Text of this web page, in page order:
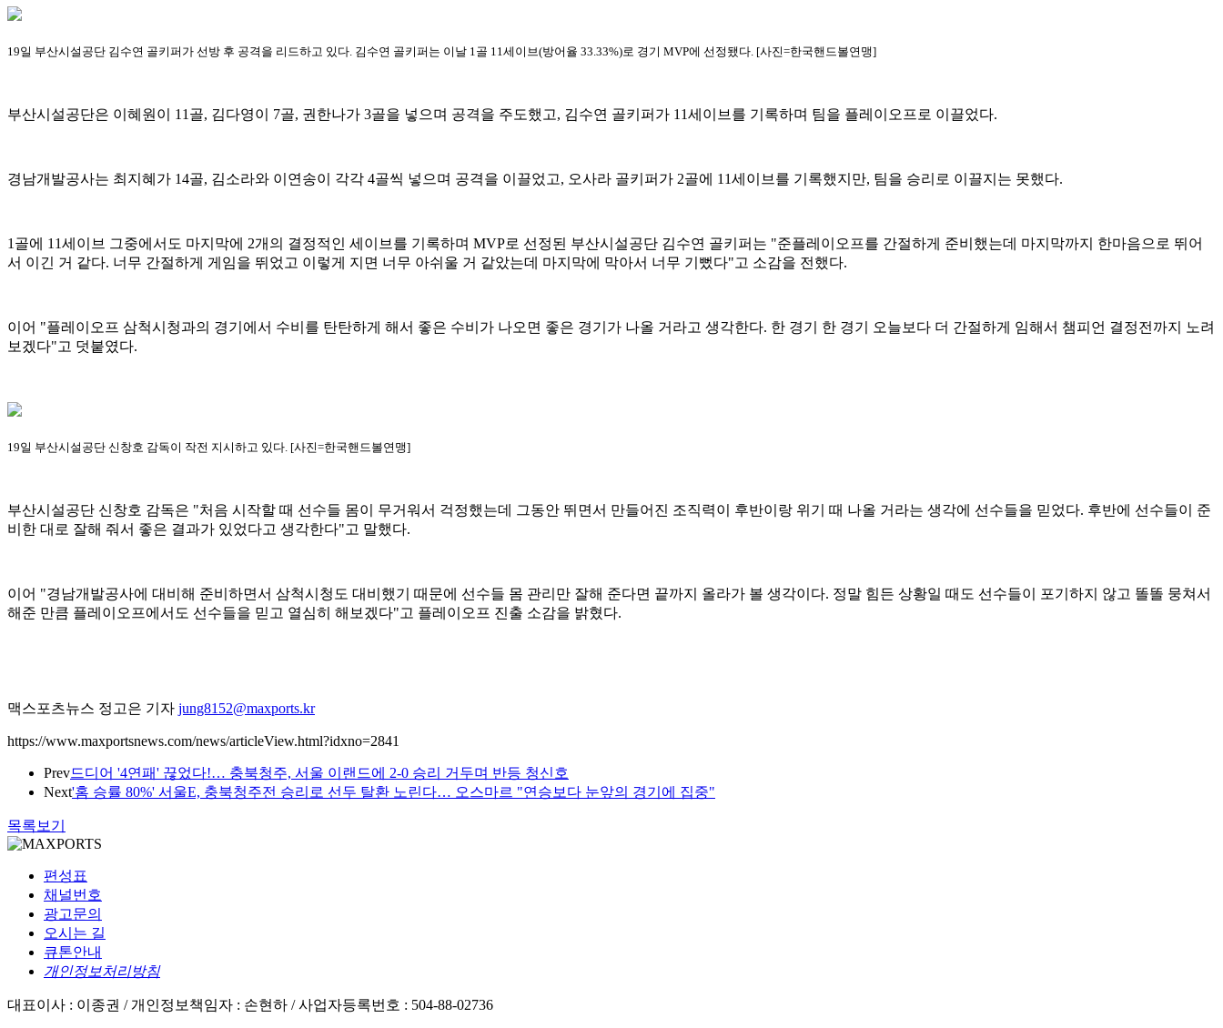
19일 부산시설공단 김수연 골키퍼가 선방 후 공격을 리드하고 있다. 김수연 골키퍼는 이날 1골 11세이브(방어율 33.33%)로 경기 MVP에 선정됐다. [사진=한국핸드볼연맹]
부산시설공단은 이혜원이 11골, 김다영이 7골, 권한나가 3골을 넣으며 공격을 주도했고, 김수연 골키퍼가 11세이브를 기록하며 팀을 플레이오프로 이끌었다.
경남개발공사는 최지혜가 14골, 김소라와 이연송이 각각 4골씩 넣으며 공격을 이끌었고, 오사라 골키퍼가 2골에 11세이브를 기록했지만, 팀을 승리로 이끌지는 못했다.
1골에 11세이브 그중에서도 마지막에 2개의 결정적인 세이브를 기록하며 MVP로 선정된 부산시설공단 김수연 골키퍼는 "준플레이오프를 간절하게 준비했는데 마지막까지 한마음으로 뛰어
서 이긴 거 같다. 너무 간절하게 게임을 뛰었고 이렇게 지면 너무 아쉬울 거 같았는데 마지막에 막아서 너무 기뻤다"고 소감을 전했다.
이어 "플레이오프 삼척시청과의 경기에서 수비를 탄탄하게 해서 좋은 수비가 나오면 좋은 경기가 나올 거라고 생각한다. 한 경기 한 경기 오늘보다 더 간절하게 임해서 챔피언 결정전까지 노려
보겠다"고 덧붙였다.
19일 부산시설공단 신창호 감독이 작전 지시하고 있다. [사진=한국핸드볼연맹]
부산시설공단 신창호 감독은 "처음 시작할 때 선수들 몸이 무거워서 걱정했는데 그동안 뛰면서 만들어진 조직력이 후반이랑 위기 때 나올 거라는 생각에 선수들을 믿었다. 후반에 선수들이 준
비한 대로 잘해 줘서 좋은 결과가 있었다고 생각한다"고 말했다.
이어 "경남개발공사에 대비해 준비하면서 삼척시청도 대비했기 때문에 선수들 몸 관리만 잘해 준다면 끝까지 올라가 볼 생각이다. 정말 힘든 상황일 때도 선수들이 포기하지 않고 똘똘 뭉쳐서
해준 만큼 플레이오프에서도 선수들을 믿고 열심히 해보겠다"고 플레이오프 진출 소감을 밝혔다.
맥스포츠뉴스 정고은 기자 jung8152@maxports.kr
https://www.maxportsnews.com/news/articleView.html?idxno=2841
Prev드디어 '4연패' 끊었다!… 충북청주, 서울 이랜드에 2-0 승리 거두며 반등 청신호
Next'홈 승률 80%' 서울E, 충북청주전 승리로 선두 탈환 노린다… 오스마르 "연승보다 눈앞의 경기에 집중"
목록보기
편성표
채널번호
광고문의
오시는 길
큐톤안내
개인정보처리방침
대표이사 : 이종권 / 개인정보책임자 : 손현하 / 사업자등록번호 : 504-88-02736